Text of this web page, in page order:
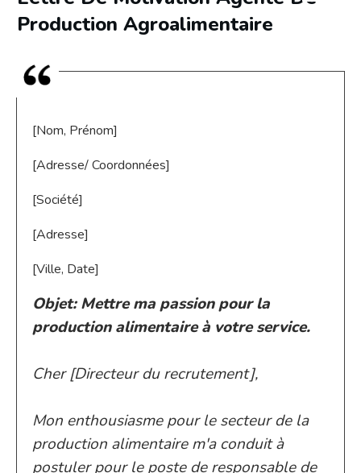
Production Agroalimentaire
[Nom, Prénom]
[Adresse/ Coordonnées]
[Société]
[Adresse]
[Ville, Date]
Objet: Mettre ma passion pour la
production alimentaire à votre service.
Cher [Directeur du recrutement],
Mon enthousiasme pour le secteur de la
production alimentaire m'a conduit à
postuler pour le poste de responsable de